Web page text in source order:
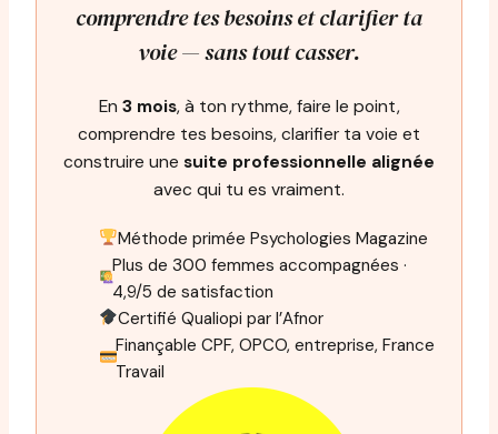
comprendre tes besoins et clarifier ta
voie — sans tout casser.
En 3 mois, à ton rythme, faire le point,
comprendre tes besoins, clarifier ta voie et
construire une suite professionnelle alignée
avec qui tu es vraiment.
Méthode primée Psychologies Magazine
Plus de 300 femmes accompagnées ·
4,9/5 de satisfaction
Certifié Qualiopi par l’Afnor
Finançable CPF, OPCO, entreprise, France
Travail